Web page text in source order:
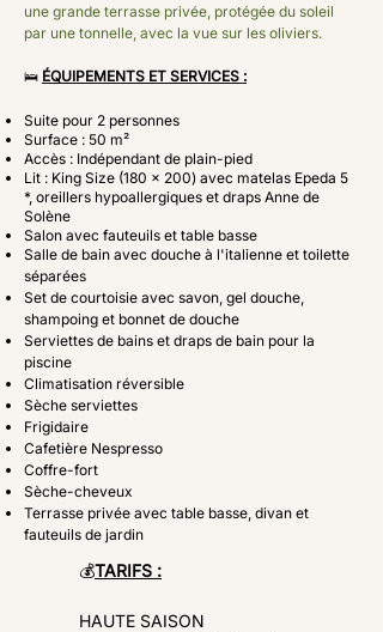
une grande terrasse privée, protégée du soleil
par une tonnelle, avec la vue sur les oliviers.
🛌 ÉQUIPEMENTS ET SERVICES :
Suite pour 2 personnes
Surface : 50 m²
Accès : Indépendant de plain-pied
Lit : King Size (180 × 200) avec ​matelas Epeda 5
*, oreillers hypoallergiques et draps Anne de
Solène
Salon avec fauteuils et table basse
Salle de bain avec douche à l'italienne et toilette
séparées
Set de courtoisie avec savon, gel douche,
shampoing et bonnet de douche
Serviettes de bains et draps de bain pour la
piscine
Climatisation réversible
Sèche serviettes
Frigidaire
Cafetière Nespresso
Coffre-fort
Sèche-cheveux
Terrasse privée avec table basse, divan et
fauteuils de jardin
💰TARIFS :
HAUTE SAISON